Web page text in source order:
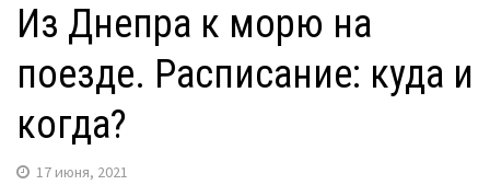
Из Днепра к морю на
поезде. Расписание: куда и
когда?
17 июня, 2021